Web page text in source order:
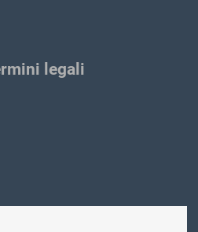
legali